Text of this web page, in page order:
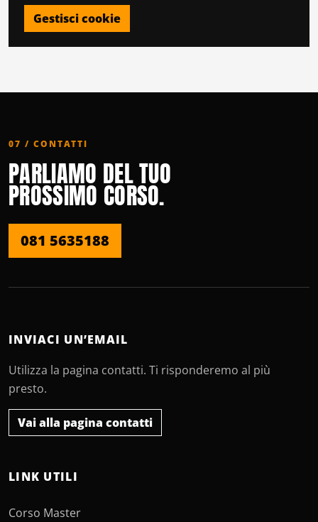
Gestisci cookie
07 / CONTATTI
PARLIAMO DEL TUO
PROSSIMO CORSO.
081 5635188
INVIACI UN’EMAIL
Utilizza la pagina contatti. Ti risponderemo al più
presto.
Vai alla pagina contatti
LINK UTILI
Corso Master